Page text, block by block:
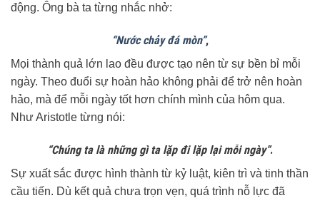
động. Ông bà ta từng nhắc nhở:
“Nước chảy đá mòn”,
Mọi thành quả lớn lao đều được tạo nên từ sự bền bỉ mỗi
ngày. Theo đuổi sự hoàn hảo không phải để trở nên hoàn
hảo, mà để mỗi ngày tốt hơn chính mình của hôm qua.
Như Aristotle từng nói:
“Chúng ta là những gì ta lặp đi lặp lại mỗi ngày”.
Sự xuất sắc được hình thành từ kỷ luật, kiên trì và tinh thần
cầu tiến. Dù kết quả chưa trọn vẹn, quá trình nỗ lực đã